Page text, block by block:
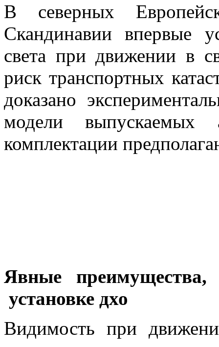
В северных
Скандинавии впервые
света при движении в
риск транспортных
доказано
модели выпускаемых
комплектации
Явные
установке дхо
Видимость при